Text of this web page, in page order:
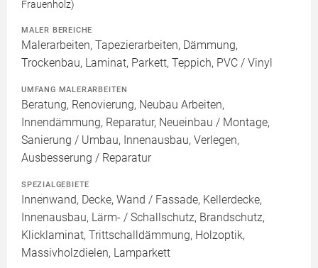
Frauenholz)
MALER BEREICHE
Malerarbeiten, Tapezierarbeiten, Dämmung,
Trockenbau, Laminat, Parkett, Teppich, PVC / Vinyl
UMFANG MALERARBEITEN
Beratung, Renovierung, Neubau Arbeiten,
Innendämmung, Reparatur, Neueinbau / Montage,
Sanierung / Umbau, Innenausbau, Verlegen,
Ausbesserung / Reparatur
SPEZIALGEBIETE
Innenwand, Decke, Wand / Fassade, Kellerdecke,
Innenausbau, Lärm- / Schallschutz, Brandschutz,
Klicklaminat, Trittschalldämmung, Holzoptik,
Massivholzdielen, Lamparkett